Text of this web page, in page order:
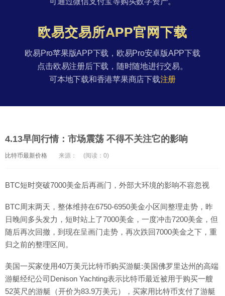
欧易交易所APP官网下载
欧易Pro苹果版APP下载，欧易Pro安卓版APP下载
点击欧易注册后下载，随时随地进行交易。
可本地下载和香港苹果商店下载注册
4.13早间行情：市场震荡 不得不关注它的影响
比特币最新价格 来源： (阅读：0)
BTC短时突破7000美金后再画门，外部大环境的影响不容忽视
BTC周末两天，整体维持在6750-6950美金小区间整理走势，昨
日晚间多头发力，短时站上了7000美金，一度冲击7200美金，但
随后再次回撤，到现在呈画门走势，再次跌回7000美金之下，重
归之前的整理区间。
美国一买家使用40万美元比特币购买游艇:美国佛罗里达州的高端
游艇经纪公司Denison Yachting表示比特币最近被用于购买一艘
52英尺的游艇（开价为83.9万美元），买家用比特币支付了游艇